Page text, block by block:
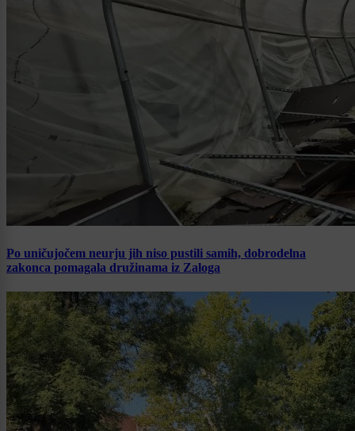
Po uničujočem neurju jih niso pustili samih, dobrodelna
zakonca pomagala družinama iz Zaloga